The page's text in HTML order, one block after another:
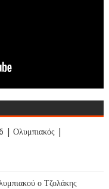
| Ολυμπιακός |
ο Τζολάκης